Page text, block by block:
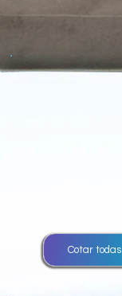
Cotar todas